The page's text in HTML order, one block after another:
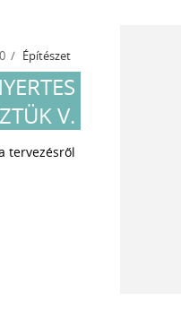
Építészet
V.
tervezésről